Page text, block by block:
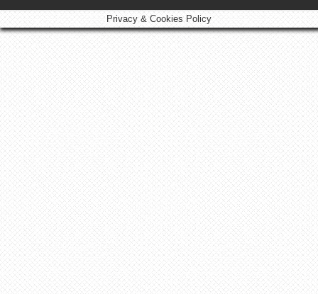
Privacy & Cookies Policy